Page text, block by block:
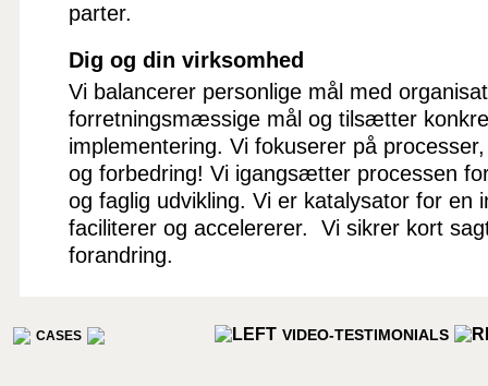
parter.
Dig og din virksomhed
Vi balancerer personlige mål med
forretningsmæssige mål og tilsætter
implementering. Vi fokuserer på
og forbedring! Vi igangsætter processen
og faglig udvikling. Vi er katalysator for en
faciliterer og accelererer. Vi sikrer kort
forandring.
CASES VIDEO-TESTIMONIALS